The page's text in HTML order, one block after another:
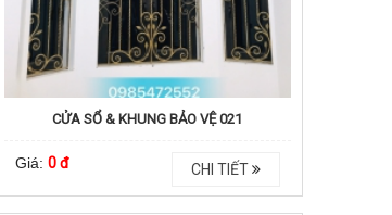
CỬA SỔ & KHUNG BẢO VỆ 021
Giá: 0 đ CHI TIẾT